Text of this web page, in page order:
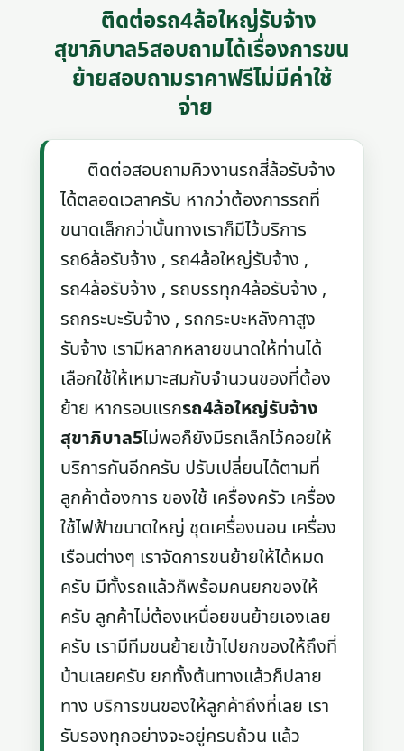
ติดต่อรถ4ล้อใหญ่รับจ้าง
สุขาภิบาล5สอบถามได้เรื่องการขน
ย้ายสอบถามราคาฟรีไม่มีค่าใช้
จ่าย
ติดต่อสอบถามคิวงานรถสี่ล้อรับจ้าง
ได้ตลอดเวลาครับ หากว่าต้องการรถที่
ขนาดเล็กกว่านั้นทางเราก็มีไว้บริการ
รถ6ล้อรับจ้าง , รถ4ล้อใหญ่รับจ้าง ,
รถ4ล้อรับจ้าง , รถบรรทุก4ล้อรับจ้าง ,
รถกระบะรับจ้าง , รถกระบะหลังคาสูง
รับจ้าง เรามีหลากหลายขนาดให้ท่านได้
เลือกใช้ให้เหมาะสมกับจำนวนของที่ต้อง
ย้าย หากรอบแรกรถ4ล้อใหญ่รับจ้าง
สุขาภิบาล5ไม่พอก็ยังมีรถเล็กไว้คอยให้
บริการกันอีกครับ ปรับเปลี่ยนได้ตามที่
ลูกค้าต้องการ ของใช้ เครื่องครัว เครื่อง
ใช้ไฟฟ้าขนาดใหญ่ ชุดเครื่องนอน เครื่อง
เรือนต่างๆ เราจัดการขนย้ายให้ได้หมด
ครับ มีทั้งรถแล้วก็พร้อมคนยกของให้
ครับ ลูกค้าไม่ต้องเหนื่อยขนย้ายเองเลย
ครับ เรามีทีมขนย้ายเข้าไปยกของให้ถึงที่
บ้านเลยครับ ยกทั้งต้นทางแล้วก็ปลาย
ทาง บริการขนของให้ลูกค้าถึงที่เลย เรา
รับรองทุกอย่างจะอยู่ครบถ้วน แล้ว